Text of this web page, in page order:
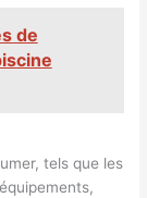
de
tels que les